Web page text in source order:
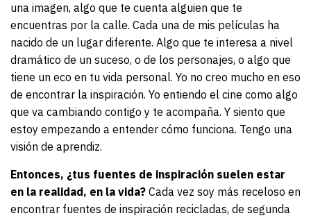
una imagen, algo que te cuenta alguien que te
encuentras por la calle. Cada una de mis películas ha
nacido de un lugar diferente. Algo que te interesa a nivel
dramático de un suceso, o de los personajes, o algo que
tiene un eco en tu vida personal. Yo no creo mucho en eso
de encontrar la inspiración. Yo entiendo el cine como algo
que va cambiando contigo y te acompaña. Y siento que
estoy empezando a entender cómo funciona. Tengo una
visión de aprendiz.
Entonces, ¿tus fuentes de inspiración suelen estar
en la realidad, en la vida? Cada vez soy más receloso en
encontrar fuentes de inspiración recicladas, de segunda